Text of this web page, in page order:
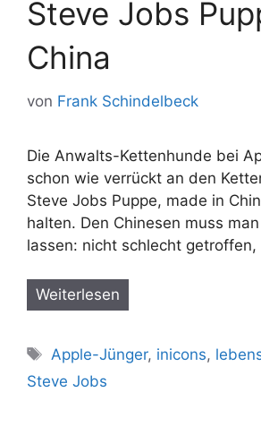
Steve Jobs
China
von Frank Schindelbeck
Die Anwalts-Kettenhunde bei
schon wie verrückt an den
Steve Jobs Puppe, made in
halten. Den Chinesen muss
lassen: nicht schlecht
Weiterlesen
Schlagwörter
Apple-Jünger, inicons,
Steve Jobs